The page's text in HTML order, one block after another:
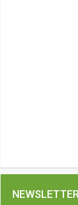
NEWSLETTER